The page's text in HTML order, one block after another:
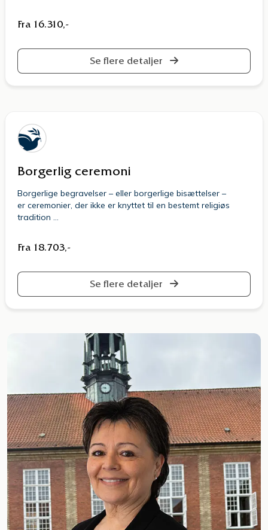
Fra 16.310,-
Se flere detaljer
Borgerlig ceremoni
Borgerlige begravelser – eller borgerlige bisættelser –
er ceremonier, der ikke er knyttet til en bestemt religiøs
tradition …
Fra 18.703,-
Se flere detaljer